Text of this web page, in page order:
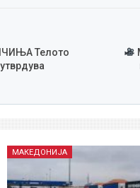
Телото
МАКЕДОНИЈА